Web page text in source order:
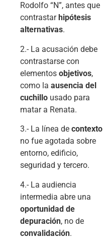
Rodolfo “N”, antes que
contrastar hipótesis
alternativas.
2.- La acusación debe
contrastarse con
elementos objetivos,
como la ausencia del
cuchillo usado para
matar a Renata.
3.- La línea de contexto
no fue agotada sobre
entorno, edificio,
seguridad y tercero.
4.- La audiencia
intermedia abre una
oportunidad de
depuración, no de
convalidación.